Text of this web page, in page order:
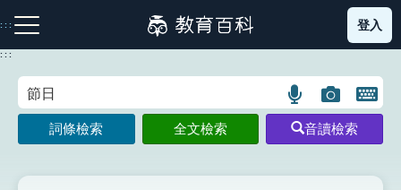
到
主
:::
注音索引圖示 筆畫索引圖示 部首索引表圖示
登入
:::
語
言
搜
圖
片
搜
開
鍵
圖
詞條檢索 全文檢索 音讀檢索